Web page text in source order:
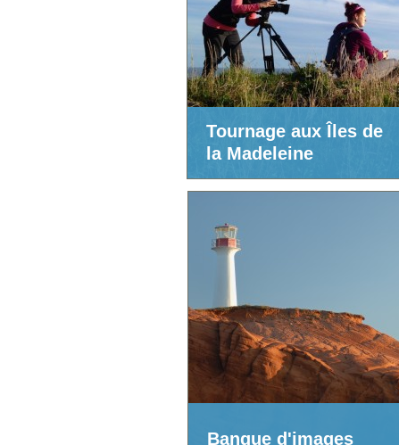
Tournage aux Îles de
la Madeleine
Banque d'images